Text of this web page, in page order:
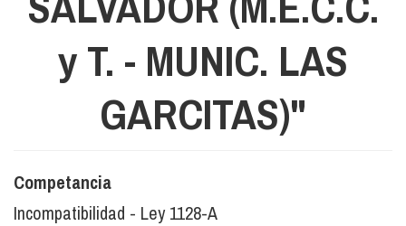
y T. - MUNIC. LAS
GARCITAS)"
Competancia
Incompatibilidad - Ley 1128-A